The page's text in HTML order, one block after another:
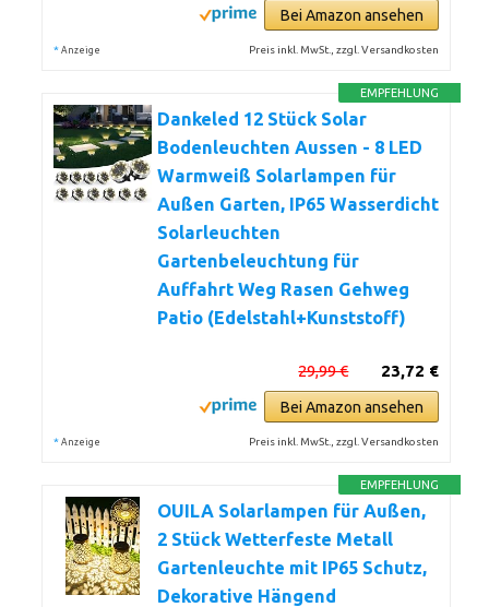
Bei Amazon ansehen
* Anzeige Preis inkl. MwSt., zzgl. Versandkosten
EMPFEHLUNG
Dankeled 12 Stück Solar
Bodenleuchten Aussen - 8 LED
Warmweiß Solarlampen für
Außen Garten, IP65 Wasserdicht
Solarleuchten
Gartenbeleuchtung für
Auffahrt Weg Rasen Gehweg
Patio (Edelstahl+Kunststoff)
23,72 €
29,99 €
Bei Amazon ansehen
* Anzeige Preis inkl. MwSt., zzgl. Versandkosten
EMPFEHLUNG
OUILA Solarlampen für Außen,
2 Stück Wetterfeste Metall
Gartenleuchte mit IP65 Schutz,
Dekorative Hängend